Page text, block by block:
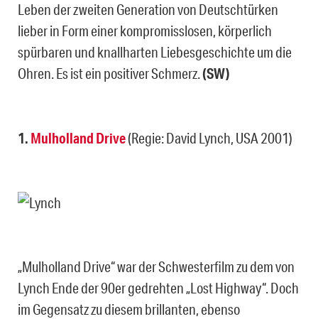
Leben der zweiten Generation von Deutschtürken
lieber in Form einer kompromisslosen, körperlich
spürbaren und knallharten Liebesgeschichte um die
Ohren. Es ist ein positiver Schmerz.(SW)
1. Mulholland Drive(Regie: David Lynch, USA 2001)
„Mulholland Drive“ war der Schwesterfilm zu dem von
Lynch Ende der 90er gedrehten „Lost Highway“. Doch
im Gegensatz zu diesem brillanten, ebenso